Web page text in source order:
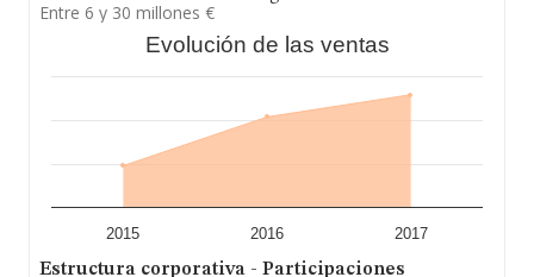
Entre 6 y 30 millones €
Evolución de las ventas
2015 2016 2017
Estructura corporativa - Participaciones